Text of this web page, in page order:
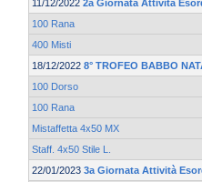
11/12/2022 2a Giornata Attività
100 Rana
400 Misti
18/12/2022 8° TROFEO BABBO
100 Dorso
100 Rana
Mistaffetta 4x50 MX
Staff. 4x50 Stile L.
22/01/2023 3a Giornata Attività